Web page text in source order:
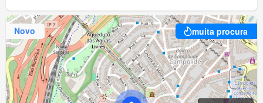
Novo muita procura